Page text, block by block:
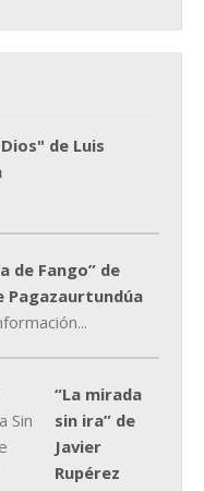
de Luis
de Fango” de
Pagazaurtundúa
“La mirada
sin ira” de
Javier
Rupérez